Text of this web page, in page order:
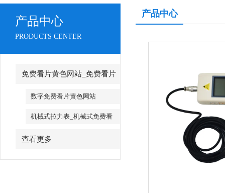
产品中心
PRODUCTS CENTER
免费看片黄色网站_免费看片
黄色网站厂家
数字免费看片黄色网站
机械式拉力表_机械式免费看
查看更多
产品中心